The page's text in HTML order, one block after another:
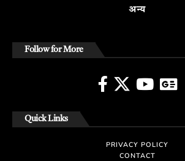
अन्य
Follow for More
Quick Links
PRIVACY POLICY
CONTACT